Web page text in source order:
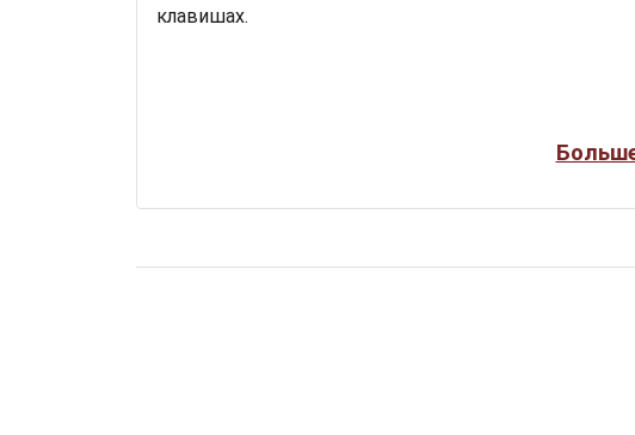
клавишах.